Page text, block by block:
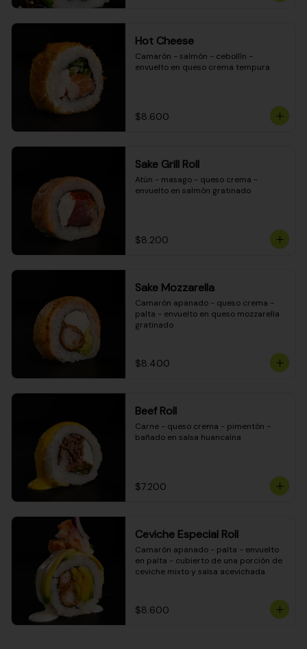
Hot Cheese
Camarón - salmón - cebollín -
envuelto en queso crema tempura
$8.600
Sake Grill Roll
Atún - masago - queso crema -
envuelto en salmón gratinado
$8.200
Sake Mozzarella
Camarón apanado - queso crema -
palta - envuelto en queso mozzarella
gratinado
$8.400
Beef Roll
Carne - queso crema - pimentón -
bañado en salsa huancaína
$7.200
Ceviche Especial Roll
Camarón apanado - palta - envuelto
en palta - cubierto de una porción de
ceviche mixto y salsa acevichada
$8.600